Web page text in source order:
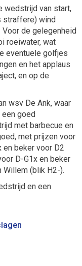
wedstrijd van start,
straffere) wind
de gelegenheid
roeiwater, wat
eventuele golfjes
en het applaus
en op de
wsv De Ank, waar
goed
met barbecue en
met prijzen voor
en beker voor D2
D-G1x en beker
Willem (blik H2-).
en een